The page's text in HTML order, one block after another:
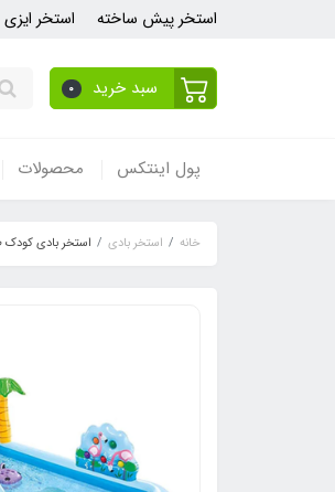
استخر پیش ساخته استخر
سبد خرید 0
پول اینتکس محصولات
خانه استخر بادی استخر بادی